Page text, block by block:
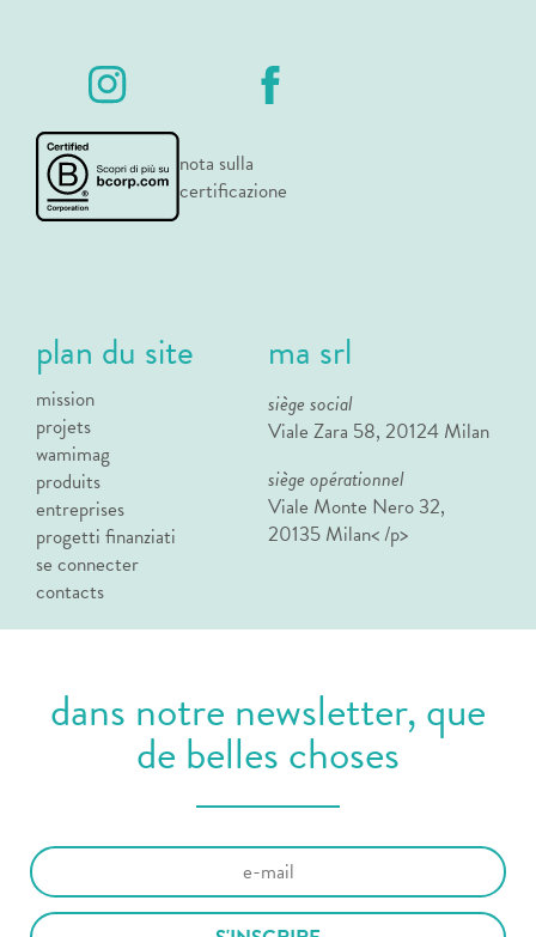
nota sulla
certificazione
plan du site
mission
projets
wamimag
produits
entreprises
progetti finanziati
se connecter
contacts
ma srl
siège social
Viale Zara 58, 20124 Milan
siège opérationnel
Viale Monte Nero 32,
20135 Milan< /p>
dans notre newsletter, que
de belles choses